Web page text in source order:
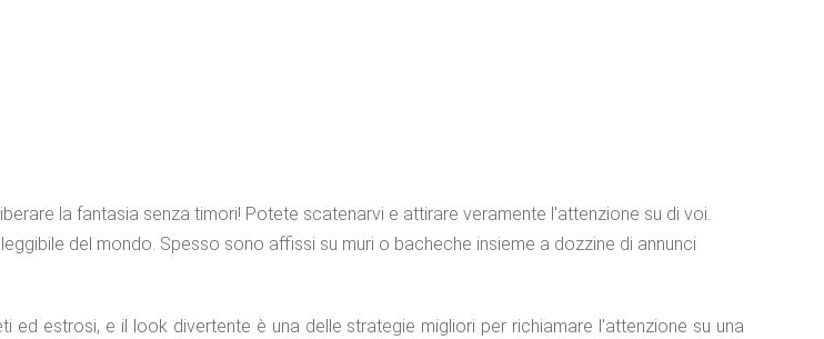
la fantasia senza timori! Potete scatenarvi e attirare veramente l'attenzione su di voi.
del mondo. Spesso sono affissi su muri o bacheche insieme a dozzine di annunci
estrosi, e il look divertente è una delle strategie migliori per richiamare l'attenzione su una